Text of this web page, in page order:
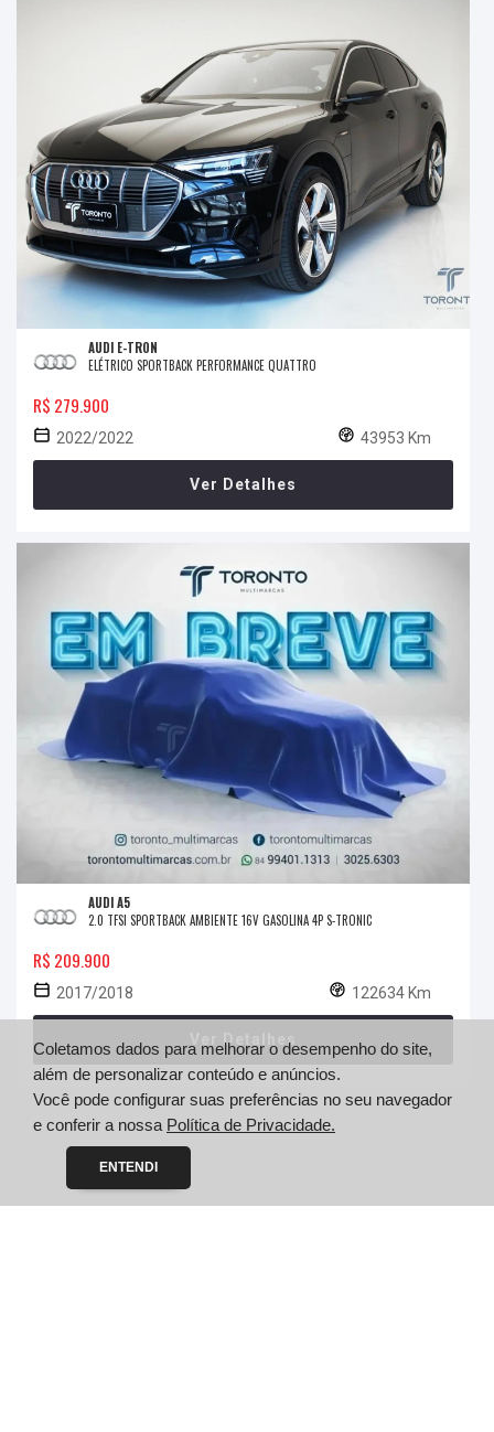
AUDI E-TRON
ELÉTRICO SPORTBACK PERFORMANCE QUATTRO
R$ 279.900
2022/2022 43953 Km
Ver Detalhes
AUDI A5
2.0 TFSI SPORTBACK AMBIENTE 16V GASOLINA 4P S-TRONIC
R$ 209.900
2017/2018 122634 Km
Ver Detalhes
Coletamos dados para melhorar o desempenho do site,
além de personalizar conteúdo e anúncios.
Você pode configurar suas preferências no seu navegador
e conferir a nossa Política de Privacidade.
ENTENDI